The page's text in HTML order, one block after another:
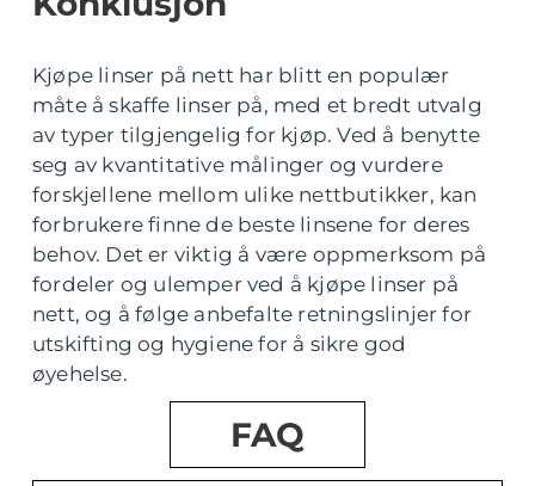
Kjøpe linser på nett har blitt en populær
måte å skaffe linser på, med et bredt utvalg
av typer tilgjengelig for kjøp. Ved å benytte
seg av kvantitative målinger og vurdere
forskjellene mellom ulike nettbutikker, kan
forbrukere finne de beste linsene for deres
behov. Det er viktig å være oppmerksom på
fordeler og ulemper ved å kjøpe linser på
nett, og å følge anbefalte retningslinjer for
utskifting og hygiene for å sikre god
øyehelse.
FAQ